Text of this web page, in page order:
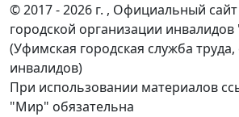
© 2017 - 2026 г. , Официальный
городской организации
(Уфимская городская служба труда,
инвалидов)
При использовании материалов
"Мир" обязательна